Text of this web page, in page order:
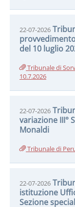
22-07-2026
del 10 luglio
Tribunale di
10.7.2026
22-07-2026
variazione III°
Monaldi
Tribunale di
22-07-2026
istituzione
Sezione